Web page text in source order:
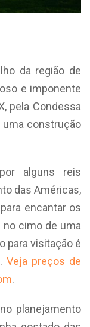
da região de
e imponente
pela Condessa
uma construção
alguns reis
das Américas,
encantar os
cimo de uma
para visitação é
Veja preços de
.
planejamento